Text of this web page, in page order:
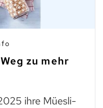
zu mehr
ihre Müesli-